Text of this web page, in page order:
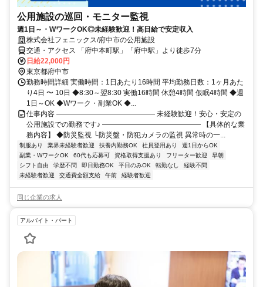
公用施設の巡回・モニター監視
週1日～・WワークOK◎未経験歓迎！高日給で安定収入
株式会社フェニックス/府中市の公用施設
交通・アクセス 「府中本町駅」「府中駅」より徒歩7分
日給22,000円
東京都府中市
勤務時間詳細 実働時間：1日あたり16時間 平均勤務日数：1ヶ月あた
り4日 〜 10日 ◆8:30～翌8:30 実働16時間 休憩4時間 仮眠4時間 ◆週
1日～OK ◆Wワーク・副業OK ◆...
仕事内容 ―――――――――――――― 未経験歓迎！安心・安定の
公用施設での勤務です♪ ―――――――――――――― 【具体的な業
務内容】 ◆防災監視 └防災盤・防犯カメラの監視 異常時の一...
制服あり 業界未経験者歓迎 扶養内勤務OK 社員登用あり
週1日からOK
副業・WワークOK
60代も応募可 資格取得支援あり フリーター歓迎
早朝
シフト自由
学歴不問 即日勤務OK 平日のみOK 転勤なし
経験不問
未経験者歓迎
交通費全額支給 午前 経験者歓迎
同じ企業の求人
アルバイト・パート